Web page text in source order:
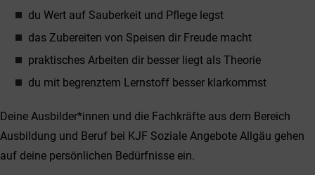
du Wert auf Sauberkeit und Pflege legst
das Zubereiten von Speisen dir Freude macht
praktisches Arbeiten dir besser liegt als Theorie
du mit begrenztem Lernstoff besser klarkommst
Deine Ausbilder*innen und die Fachkräfte aus dem Bereich
Ausbildung und Beruf bei KJF Soziale Angebote Allgäu gehen
auf deine persönlichen Bedürfnisse ein.